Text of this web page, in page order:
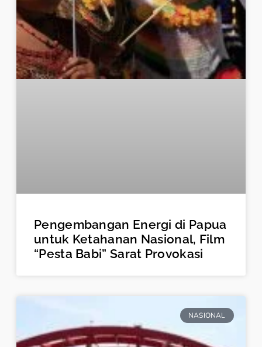
Pengembangan Energi di Papua
untuk Ketahanan Nasional, Film
“Pesta Babi” Sarat Provokasi
NASIONAL